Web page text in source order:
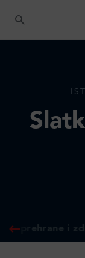
prehrane i